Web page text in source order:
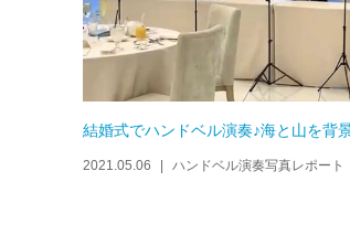
結婚式でハンドベル演奏♪海と山を背
2021.05.06 ハンドベル演奏写真レポート